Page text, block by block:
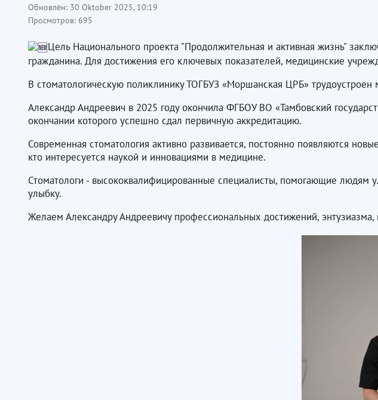
Обновлён: 30 Oktober 2025, 10:19
Просмотров: 695
Цель Национального проекта "Продолжительная и активная жизнь"
гражданина. Для достижения его ключевых показателей, медицинские
В стоматологическую поликлинику ТОГБУЗ «Моршанская ЦРБ»
Александр Андреевич в 2025 году окончила ФГБОУ ВО «Тамбовский
окончании которого успешно сдал первичную аккредитацию.
Современная стоматология активно развивается, постоянно появляются
кто интересуется наукой и инновациями в медицине.
Стоматологи - высококвалифицированные специалисты, помогающие людям
улыбку.
Желаем Александру Андреевичу профессиональных достижений,